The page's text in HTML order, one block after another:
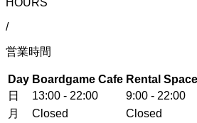
HOURS
/
営業時間
Day Boardgame Cafe Rental Space
日
13:00 - 22:00
9:00 - 22:00
月
Closed
Closed